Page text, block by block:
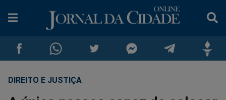
CompartilharCompartilharCompartilhar
DIREITO E JUSTIÇA